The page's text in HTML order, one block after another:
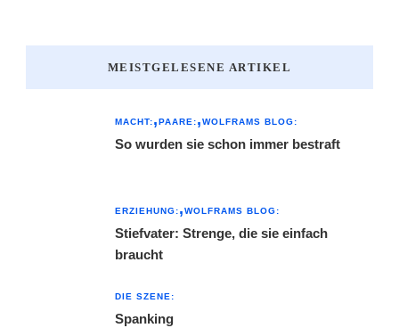
MEISTGELESENE ARTIKEL
MACHT: PAARE: WOLFRAMS BLOG:
So wurden sie schon immer bestraft
ERZIEHUNG: WOLFRAMS BLOG:
Stiefvater: Strenge, die sie einfach
braucht
DIE SZENE:
Spanking